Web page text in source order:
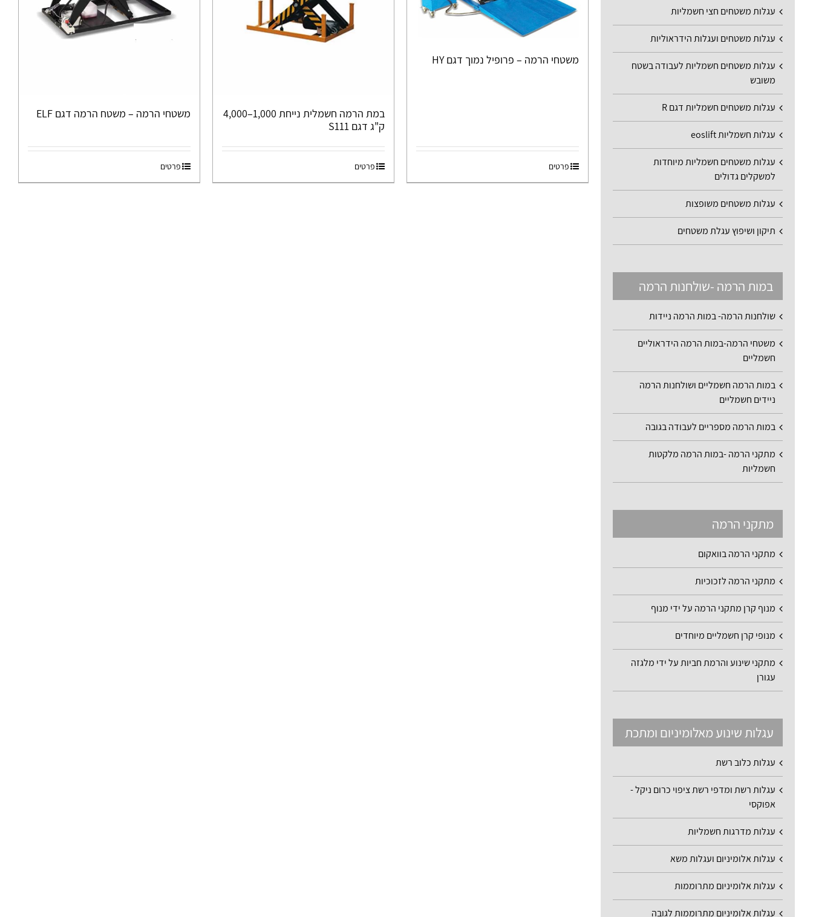
משטחי הרמה – פרופיל נמוך דגם HY
פרטים
במת הרמה חשמלית נייחת 1,000–4,000
ק"ג דגם S111
פרטים
משטחי הרמה – משטח הרמה דגם ELF
פרטים
עגלות משטחים חצי חשמליות
עגלות משטחים ועגלות הידראוליות
עגלות משטחים חשמליות לעבודה בשטח
משובש
עגלות משטחים חשמליות דגם R
עגלות חשמליות eoslift
עגלות משטחים חשמליות מיוחדות
למשקלים גדולים
עגלות משטחים משופצות
תיקון ושיפוץ עגלת משטחים
במות הרמה -שולחנות הרמה
שולחנות הרמה- במות הרמה ניידות
משטחי הרמה-במות הרמה הידראוליים
חשמליים
במות הרמה חשמליים ושולחנות הרמה
ניידים חשמליים
במות הרמה מספריים לעבודה בגובה
מתקני הרמה -במות הרמה מלקטות
חשמליות
מתקני הרמה
מתקני הרמה בוואקום
מתקני הרמה לזכוכיות
מנוף קרן מתקני הרמה על ידי מנוף
מנופי קרן חשמליים מיוחדים
מתקני שינוע והרמת חביות על ידי מלגזה
עגורן
עגלות שינוע מאלומיניום ומתכת
עגלות כלוב רשת
עגלות רשת ומדפי רשת ציפוי כרום ניקל -
אפוקסי
עגלות מדרגות חשמליות
עגלות אלומיניום ועגלות משא
עגלות אלומיניום מתרוממות
עגלות אלומיניום מתרוממות לגובה